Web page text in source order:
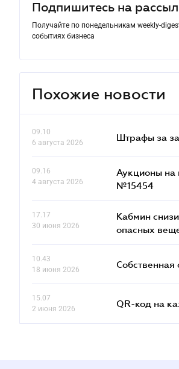
Подпишитесь на
Получайте по понедельникам weekly-
событиях бизнеса
Похожие новости
09.10
6 августа 2026
Штрафы за
09.16
4 августа 2026
Аукционы на
№15454
17.17
30 июня 2026
Кабмин
опасных
10.43
18 июня 2026
Собственная
15.07
2 июня 2026
QR-код на